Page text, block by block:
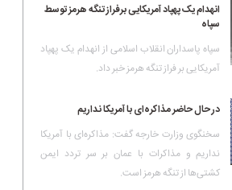
انهدام یک پهپاد آمریکایی برفراز تنگه هرمز توسط
سپاه
سپاه پاسداران انقلاب اسلامی از انهدام یک پهپاد
آمریکایی بر فراز تنگه هرمز خبر داد.
در حال حاضر مذاکره‌ای با آمریکا نداریم
سخنگوی وزارت خارجه گفت: مذاکره‌ای با آمریکا
نداریم و مذاکرات با عمان بر سر تردد ایمن
کشتی‌ها از تنگه هرمز است.